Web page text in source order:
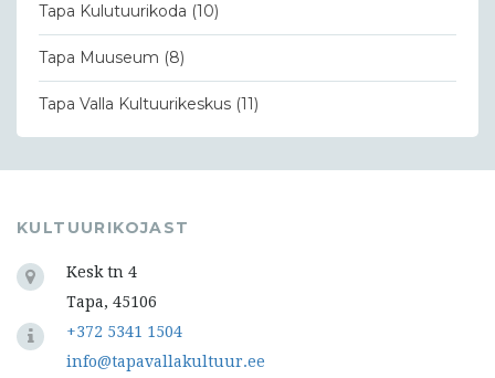
Tapa Kulutuurikoda (10)
Tapa Muuseum (8)
Tapa Valla Kultuurikeskus (11)
KULTUURIKOJAST
Kesk tn 4
Tapa, 45106
+372 5341 1504
info@tapavallakultuur.ee